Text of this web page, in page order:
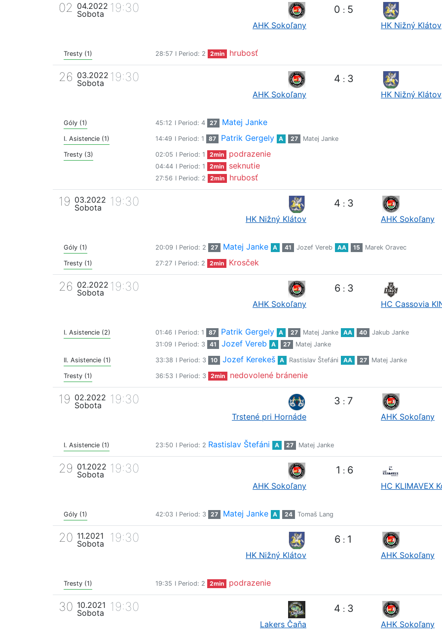
02 04.2022
Sobota
19:30
AHK Sokoľany
0 : 5
HK Nižný Klátov
Tresty (1) 28:57 I Period: 2 2min hrubosť
26 03.2022
Sobota
19:30
AHK Sokoľany
4 : 3
HK Nižný Klátov
Góly (1) 45:12 I Period: 4 27 Matej Janke
I. Asistencie (1) 14:49 I Period: 1 87 Patrik Gergely A 27 Matej Janke
Tresty (3) 02:05 I Period: 1 2min podrazenie
04:44 I Period: 1 2min seknutie
27:56 I Period: 2 2min hrubosť
19 03.2022
Sobota
19:30
HK Nižný Klátov
4 : 3
AHK Sokoľany
Góly (1) 20:09 I Period: 2 27 Matej Janke A 41 Jozef Vereb AA 15 Marek Oravec
Tresty (1) 27:27 I Period: 2 2min Krosček
26 02.2022
Sobota
19:30
AHK Sokoľany
6 : 3
HC Cassovia
I. Asistencie (2) 01:46 I Period: 1 87 Patrik Gergely A 27 Matej Janke AA 40
Jakub Janke
31:09 I Period: 3 41 Jozef Vereb A 27 Matej Janke
II. Asistencie (1) 33:38 I Period: 3 10 Jozef Kerekeš A Rastislav Štefáni AA 27 Matej Janke
Tresty (1) 36:53 I Period: 3 2min nedovolené bránenie
19 02.2022
Sobota
19:30
Trstené pri Hornáde
3 : 7
AHK Sokoľany
I. Asistencie (1) 23:50 I Period: 2 Rastislav Štefáni A 27 Matej Janke
29 01.2022
Sobota
19:30
AHK Sokoľany
1 : 6
HC KLIMAVEX
Góly (1) 42:03 I Period: 3 27 Matej Janke A 24 Tomaš Lang
20 11.2021
Sobota
19:30
HK Nižný Klátov
6 : 1
AHK Sokoľany
Tresty (1) 19:35 I Period: 2 2min podrazenie
30 10.2021
Sobota
19:30
Lakers Čaňa
4 : 3
AHK Sokoľany